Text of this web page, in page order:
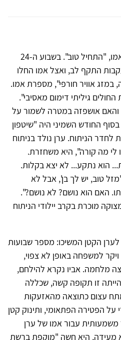
ההיריון של ערן, על-פי עדות אמו, "התחיל טוב". בשבוע ה-24
התקף לב, ואצל אמו החלו
במזג אוויר חורפי", מספרת אמו.
גיליתי דימום מאסיבי".
והאם אושפזה במטרה לשמור על
החודש השמיני היה "שיטפון
הניתוח. ערן נולד בניתוח
לי מה קורה", היא משחזרת.
הוא נתקע... לא יצא בקלות.
טוב, יש לך בן', אבל לא
האם הוא נושם? לא נושם?".
מוכרת בקרב יילודי הניתוח
הקטן המשיכו: מספר שבועות
למשפחה באופן לא צפוי,
מלחמה. אביו נקרא להילחם,
זו תקופה קשה, שכללה
עצום כתוצאה מהאזעקות
על הפטירה הפתאומי, ותינוק קטן
עבור אמו של ערן
מעידה, היא חשה "מוקפת ברשת